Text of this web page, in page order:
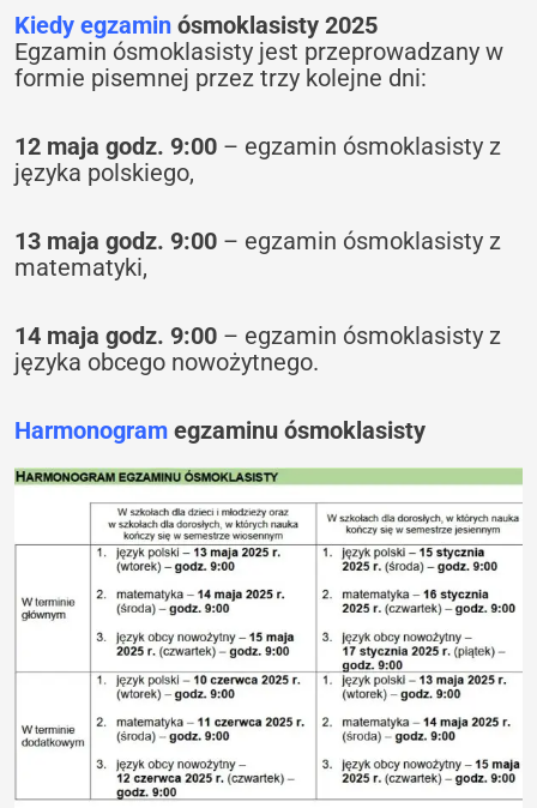
Kiedy egzamin ósmoklasisty 2025
Egzamin ósmoklasisty jest przeprowadzany w
formie pisemnej przez trzy kolejne dni:
12 maja godz. 9:00 – egzamin ósmoklasisty z
języka polskiego,
13 maja godz. 9:00 – egzamin ósmoklasisty z
matematyki,
14 maja godz. 9:00 – egzamin ósmoklasisty z
języka obcego nowożytnego.
Harmonogram egzaminu ósmoklasisty